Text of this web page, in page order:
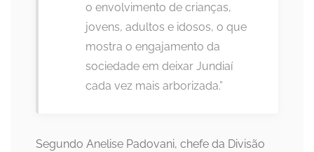
o envolvimento de crianças,
jovens, adultos e idosos, o que
mostra o engajamento da
sociedade em deixar Jundiaí
cada vez mais arborizada.”
Segundo Anelise Padovani, chefe da Divisão